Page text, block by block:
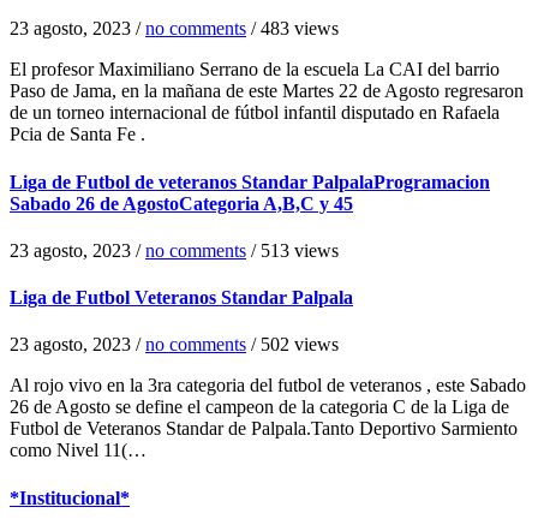
23 agosto, 2023 / no comments /483 views
El profesor Maximiliano Serrano de la escuela La CAI del barrio
Paso de Jama, en la mañana de este Martes 22 de Agosto regresaron
de un torneo internacional de fútbol infantil disputado en Rafaela
Pcia de Santa Fe .
Liga de Futbol de veteranos Standar PalpalaProgramacion
Sabado 26 de AgostoCategoria A,B,C y 45
23 agosto, 2023 / no comments /513 views
Liga de Futbol Veteranos Standar Palpala
23 agosto, 2023 / no comments /502 views
Al rojo vivo en la 3ra categoria del futbol de veteranos , este Sabado
26 de Agosto se define el campeon de la categoria C de la Liga de
Futbol de Veteranos Standar de Palpala.Tanto Deportivo Sarmiento
como Nivel 11(…
*Institucional*